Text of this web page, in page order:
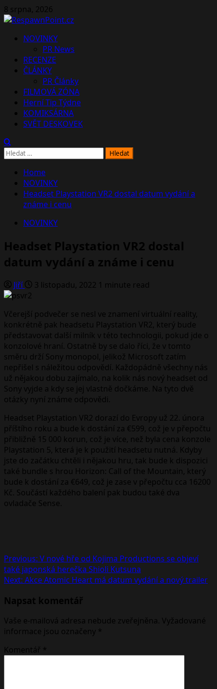
Skip
to
8 srpna, 2026
PrimaryNOVINKY
PR News
RECENZE
ČLÁNKY
PR Články
FILMOVÁ ZÓNA
Herní Tip Týdne
KOMIKSÁRNA
SVĚT DESKOVEK
Vyhledávání
Home
NOVINKY
Headset Playstation VR2 dostal datum vydání a
známe i cenu
NOVINKY
Headset Playstation VR2 dostal
datum vydání a známe i cenu
Jiří 3 listopadu, 2022 1 minute read
Včerejší podvečer se nesl ve znamení virtuální reality,
konkrétně pak headsetu Playstation VR2, který bude
představovat další milník v této technologii, pokud jde o
konzolové hraní. Ostatně by se dalo říci, že v tomto
směru drží Sony monopol, jelikož Microsoft zatím
nepřišel s náležitou odpovědí. Každopádně všechny nás
už nějakou dobu zajímalo, na kolik nás nový headset od
Sony vyjde a kdy se jej vlastně dočkáme. Na tyto dvě
otázky nyní známe odpovědi.
Headset Playstation VR2 dorazí do Evropy už 22. února
příštího roku a bude k dostání za €599, což je v přepočtu
přibližně 15 000 korun, což je více, než byla cena konzole
Playstation 5, která je k použití headsetu nutná. Kdyby
jste do začátku chtěli i nějakou hru, tak bude k dispozici
také bundle s hrou Horizon: Call of the Mountain, který
bude k dostání za €649, což je zase v přepočtu cca 16200
Kč. Součástí každého balení pak budou také dva
ovladače Sense.
Post
navigation
Previous: V nové hře od Kojima Productions se objeví
také japonská herečka Shioli Kutsuna
Next: Akce Atomic Heart má datum vydání a nový trailer
Napsat komentář
Vaše e-mailová adresa nebude zveřejněna. Vyžadované
informace jsou označeny *
Komentář *